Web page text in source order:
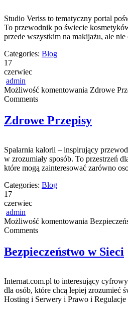
Studio Veriss to tematyczny portal
To przewodnik po świecie
przede wszystkim na makijażu, ale
Categories: Blog
17
czerwiec
admin
Możliwość komentowania Zdrowe
Comments
Zdrowe Przepisy
Spalarnia kalorii – inspirujący
w zrozumiały sposób. To przestrzeń
które mogą zainteresować zarówno
Categories: Blog
17
czerwiec
admin
Możliwość komentowania
Comments
Bezpieczeństwo w Sieci
Internat.com.pl to interesujący
dla osób, które chcą lepiej zrozumieć
Hosting i Serwery i Prawo i